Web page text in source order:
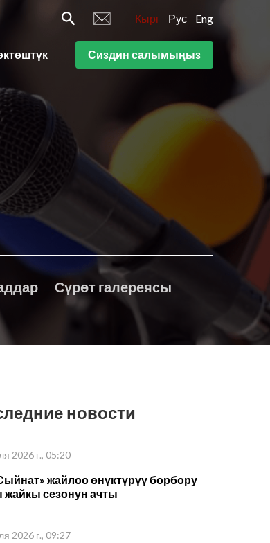
Кырг Рус Eng
Сиздин салымыңыз
Сүрөт галереясы
новости
2026 г., 05:20
жайлоо өнүктүрүү борбору
жайкы сезонун ачты
2026 г., 09:27